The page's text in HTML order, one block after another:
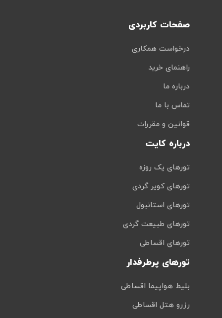
صفحات کاربردی
درخواست همکاری
راهنمای خرید
درباره ما
تماس با ما
قوانین و مقررات
درباره کایت
تورهای یک روزه
تورهای کویر گردی
تورهای استانبول
تورهای طبیعت گردی
تورهای اقساطی
تورهای پرطرفدار
بلیط هواپیما اقساطی
رزرو هتل اقساطی